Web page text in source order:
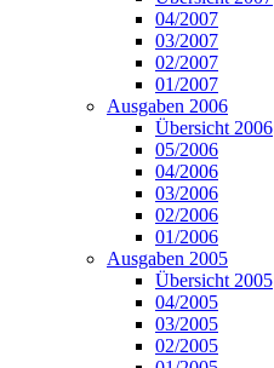
04/2007
03/2007
02/2007
01/2007
Ausgaben 2006
Übersicht 2006
05/2006
04/2006
03/2006
02/2006
01/2006
Ausgaben 2005
Übersicht 2005
04/2005
03/2005
02/2005